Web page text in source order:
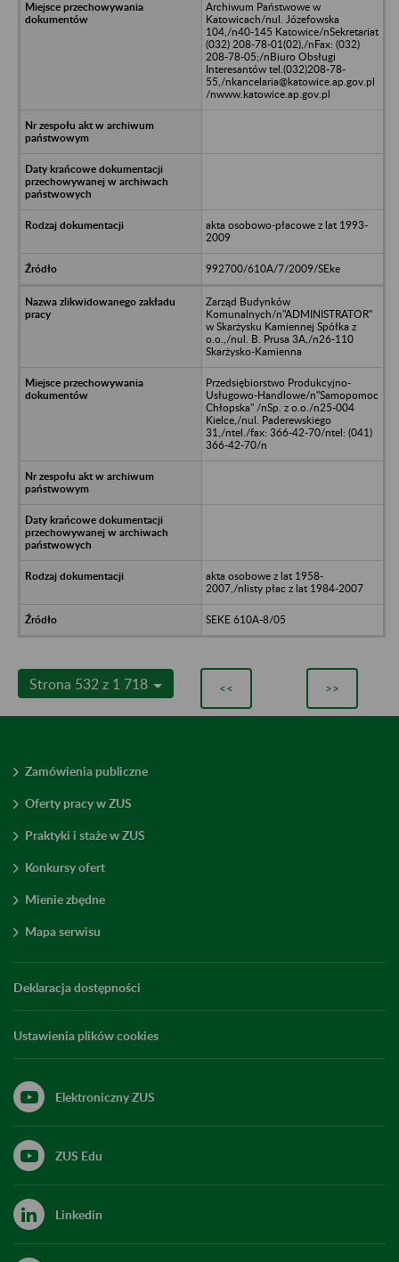
Archiwum Państwowe w
Katowicach/nul. Józefowska
104,/n40-145 Katowice/nSekretariat
(032) 208-78-01(02),/nFax: (032)
208-78-05;/nBiuro Obsługi
Interesantów tel.(032)208-78-
55,/nkancelaria@katowice.ap.gov.pl
/nwww.katowice.ap.gov.pl
akta osobowo-płacowe z lat 1993-
2009
992700/610A/7/2009/SEke
Zarząd Budynków
Komunalnych/n"ADMINISTRATOR"
w Skarżysku Kamiennej Spółka z
o.o.,/nul. B. Prusa 3A,/n26-110
Skarżysko-Kamienna
Przedsiębiorstwo Produkcyjno-
Usługowo-Handlowe/n"Samopomoc
Chłopska" /nSp. z o.o./n25-004
Kielce,/nul. Paderewskiego
31,/ntel./fax: 366-42-70/ntel: (041)
366-42-70/n
akta osobowe z lat 1958-
2007,/nlisty płac z lat 1984-2007
SEKE 610A-8/05
Strona 532 z 1 718 << >>
Zamówienia publiczne
Oferty pracy w ZUS
Praktyki i staże w ZUS
Konkursy ofert
Mienie zbędne
Mapa serwisu
Deklaracja dostępności
Ustawienia plików cookies
Elektroniczny ZUS
ZUS Edu
Linkedin